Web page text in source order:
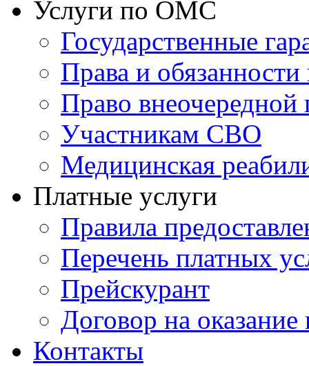
Услуги по ОМС
Государственные
Права и
Право
Участникам СВО
Медицинская
Платные услуги
Правила
Перечень платных
Прейскурант
Договор на оказание
Контакты